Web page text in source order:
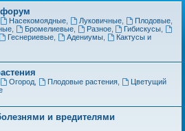
Насекомоядные, Луковичные, Плодовые,
, Бромелиевые, Разное, Гибискусы
Геснериевые, Адениумы,
Кактусы и
Огород, Плодовые растения,
Цветущий
и вредителями